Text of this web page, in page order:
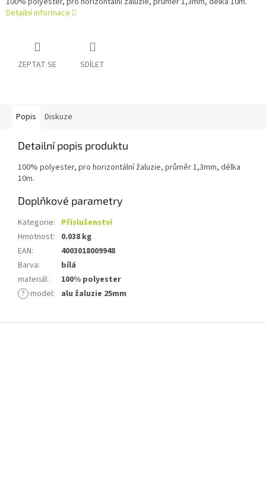
Detailní informace
ZEPTAT SE SDÍLET
Popis Diskuze
Detailní popis produktu
100% polyester, pro horizontální žaluzie, průměr 1,3mm, délka
10m.
Doplňkové parametry
Kategorie: Příslušenství
Hmotnost:
0.038 kg
EAN:
4003018009948
Barva:
bílá
materiál:
100% polyester
? model: alu žaluzie 25mm